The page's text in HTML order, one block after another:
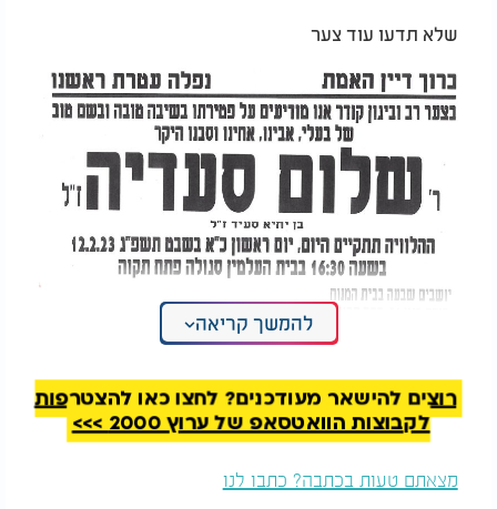
שלא תדעו עוד צער
להמשך קריאה
רוצים להישאר מעודכנים? לחצו כאן להצטרפות
לקבוצות הוואטסאפ של ערוץ 2000 >>>
מצאתם טעות בכתבה? כתבו לנו